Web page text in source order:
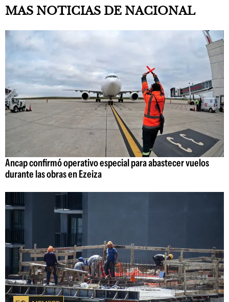
MAS NOTICIAS DE NACIONAL
Ancap confirmó operativo especial para abastecer vuelos
durante las obras en Ezeiza